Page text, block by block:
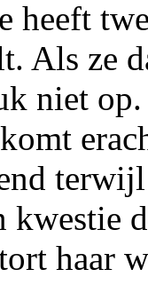
heeft
Als ze
niet
kwestie
haar